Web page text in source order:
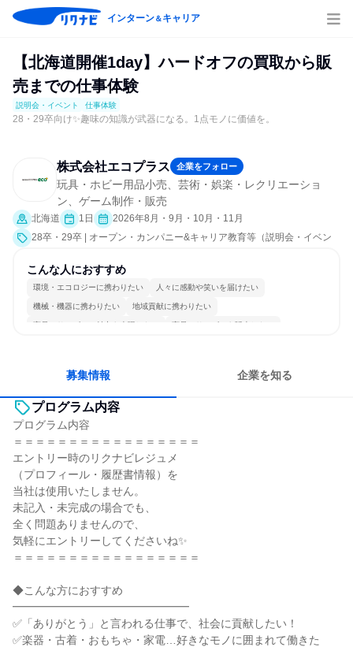
インターン＆キャリア
【北海道開催1day】ハードオフの買取から販
売までの仕事体験
説明会・イベント 仕事体験
28・29卒向け✨趣味の知識が武器になる。1点モノに価値を。
株式会社エコプラス 企業をフォロー
玩具・ホビー用品小売、芸術・娯楽・レクリエーショ
ン、ゲーム制作・販売
北海道 1日
2026年8月・9月・10月・11月
28卒・29卒 | オープン・カンパニー&キャリア教育等（説明会・イベン
こんな人におすすめ
環境・エコロジーに携わりたい 人々に感動や笑いを届けたい
機械・機器に携わりたい 地域貢献に携わりたい
商品・サービスの魅力を表現したい 商品・サービスを販売したい
募集情報 企業を知る
プログラム内容
プログラム内容
＝＝＝＝＝＝＝＝＝＝＝＝＝＝＝＝＝
エントリー時のリクナビレジュメ
（プロフィール・履歴書情報）を
当社は使用いたしません。
未記入・未完成の場合でも、
全く問題ありませんので、
気軽にエントリーしてくださいね✨
＝＝＝＝＝＝＝＝＝＝＝＝＝＝＝＝＝
◆こんな方におすすめ
━━━━━━━━━━━━━━━━
✅「ありがとう」と言われる仕事で、社会に貢献したい！
✅楽器・古着・おもちゃ・家電…好きなモノに囲まれて働きた